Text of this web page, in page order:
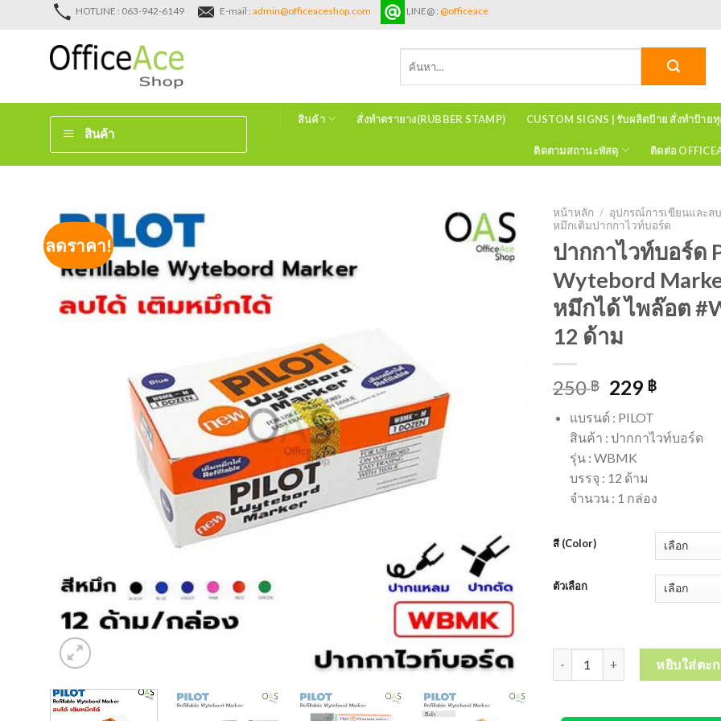
HOTLINE : 063-942-6149 E-mail : admin@officeaceshop.com LINE@ : @officeace
สินค้า
สินค้า สั่งทำตรายาง(RUBBER STAMP) CUSTOM SIGNS | รับผลิตป้าย สั่งทำป้าย
ติดตามสถานะพัสดุ ติดต่อ
ลดราคา!
หน้าหลัก / อุปกรณ์การเขียนและล
หมึกเติมปากกาไวท์บอร์ด
ปากกาไวท์บอร์ด
Wytebord
หมึกได้ ไพล๊อต
12 ด้าม
250฿ 229 ฿
แบรนด์ : PILOT
สินค้า : ปากกาไวท์บอร์ด
รุ่น : WBMK
บรรจุ : 12 ด้าม
จำนวน : 1 กล่อง
สี (Color)
ตัวเลือก
จำนวน ปากกาไวท์บอร์ด PILOT
หยิบใส่ตะ